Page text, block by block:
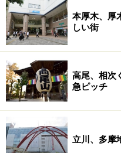
本厚木、厚
しい街
高尾、相次
急ピッチ
立川、多摩